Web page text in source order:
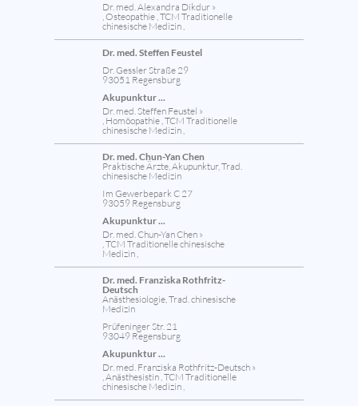
Dr. med. Alexandra Dikdur »
, Osteopathie , TCM Traditionelle
chinesische Medizin ,
Dr. med. Steffen Feustel
Dr. Gessler Straße 29
93051 Regensburg
Akupunktur ...
Dr. med. Steffen Feustel »
, Homöopathie , TCM Traditionelle
chinesische Medizin ,
Dr. med. Chun-Yan Chen
Praktische Ärzte, Akupunktur, Trad.
chinesische Medizin
Im Gewerbepark C 27
93059 Regensburg
Akupunktur ...
Dr. med. Chun-Yan Chen »
, TCM Traditionelle chinesische
Medizin ,
Dr. med. Franziska Rothfritz-
Deutsch
Anästhesiologie, Trad. chinesische
Medizin
Prüfeninger Str. 21
93049 Regensburg
Akupunktur ...
Dr. med. Franziska Rothfritz-Deutsch »
, Anästhesistin , TCM Traditionelle
chinesische Medizin ,